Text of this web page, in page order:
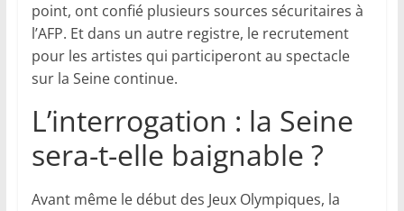
point, ont confié plusieurs sources sécuritaires à
l’AFP. Et dans un autre registre, le recrutement
pour les artistes qui participeront au spectacle
sur la Seine continue.
L’interrogation : la Seine
sera-t-elle baignable ?
Avant même le début des Jeux Olympiques, la